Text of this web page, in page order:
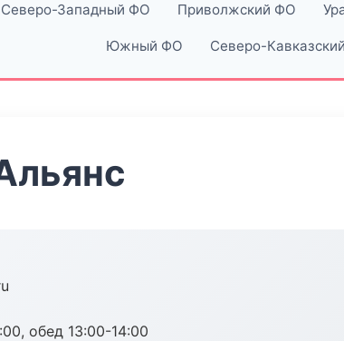
Северо-Западный ФО Приволжский ФО
Южный ФО Северо-
обед 13:00-14:00